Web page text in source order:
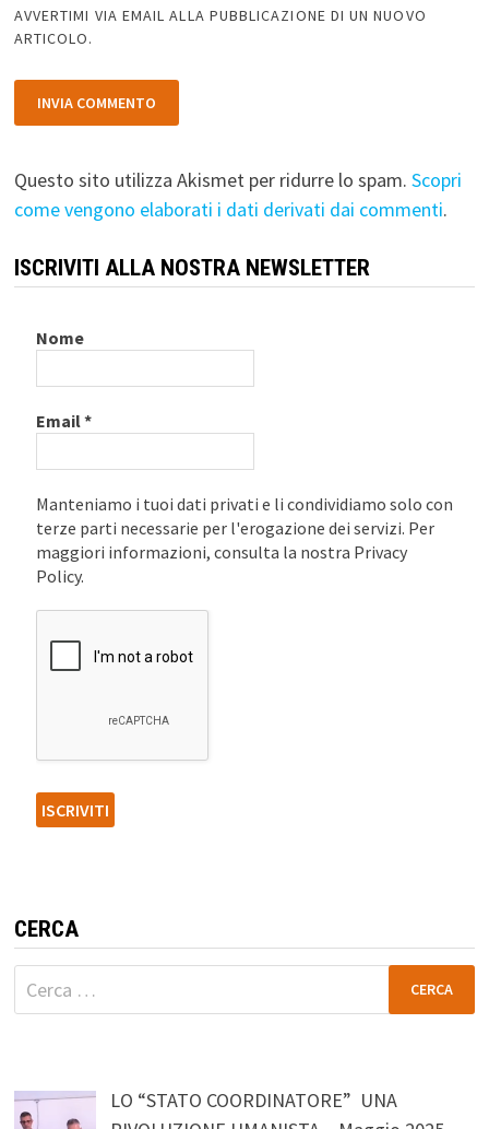
AVVERTIMI VIA EMAIL ALLA PUBBLICAZIONE DI UN NUOVO
ARTICOLO.
Questo sito utilizza Akismet per ridurre lo spam. Scopri
come vengono elaborati i dati derivati dai commenti.
ISCRIVITI ALLA NOSTRA NEWSLETTER
Nome
Email*
Manteniamo i tuoi dati privati e li condividiamo solo con
terze parti necessarie per l'erogazione dei servizi. Per
maggiori informazioni, consulta la nostra Privacy
Policy.
CERCA
Ricerca
per:
LO “STATO COORDINATORE” UNA